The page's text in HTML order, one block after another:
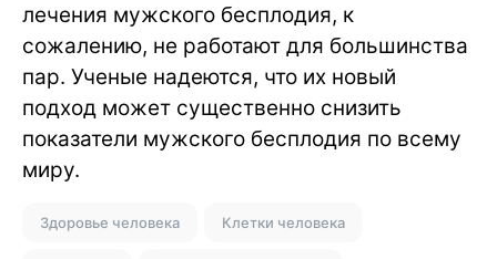
лечения мужского бесплодия, к
сожалению, не работают для большинства
пар. Ученые надеются, что их новый
подход может существенно снизить
показатели мужского бесплодия по всему
миру.
Здоровье человека Клетки человека